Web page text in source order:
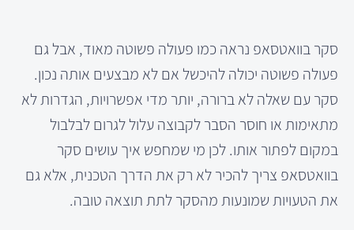
סקר בוואטסאפ נראה כמו פעולה פשוטה מאוד, אבל גם
פעולה פשוטה יכולה להיכשל אם לא מבצעים אותה נכון.
סקר עם שאלה לא ברורה, יותר מדי אפשרויות, הגדרות לא
מתאימות או חוסר הסבר לקבוצה עלול לגרום לבלבול
במקום לפתור אותו. לכן מי שמחפש איך עושים סקר
בוואטסאפ צריך להכיר לא רק את הדרך הטכנית, אלא גם
את הטעויות שמונעות מהסקר לתת תוצאה טובה.